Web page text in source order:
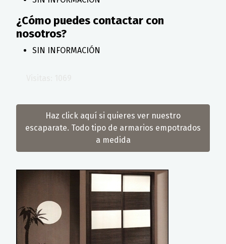
¿Cómo puedes contactar con
nosotros?
SIN INFORMACIÓN
Haz click aquí si quieres ver nuestro
escaparate. Todo tipo de armarios empotrados
a medida